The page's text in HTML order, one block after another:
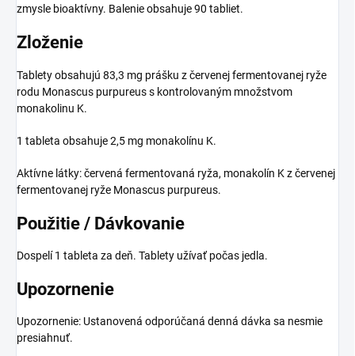
zmysle bioaktívny. Balenie obsahuje 90 tabliet.
Zloženie
Tablety obsahujú 83,3 mg prášku z červenej fermentovanej ryže
rodu Monascus purpureus s kontrolovaným množstvom
monakolinu K.
1 tableta obsahuje 2,5 mg monakolínu K.
Aktívne látky: červená fermentovaná ryža, monakolín K z červenej
fermentovanej ryže Monascus purpureus.
Použitie / Dávkovanie
Dospelí 1 tableta za deň. Tablety užívať počas jedla.
Upozornenie
Upozornenie: Ustanovená odporúčaná denná dávka sa nesmie
presiahnuť.